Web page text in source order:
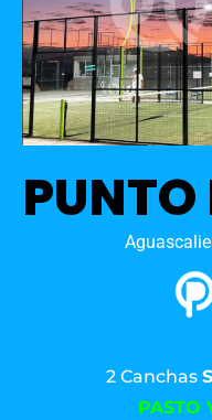
PUNTO
2 Canchas
PASTO